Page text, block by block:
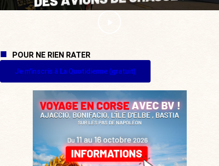
POUR NE RIEN RATER
Je m'inscris à La Quotidienne (gratuit)